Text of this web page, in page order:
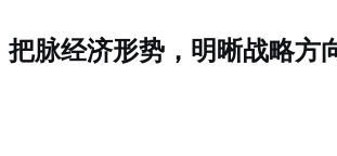
把脉经济形势，明晰战略方